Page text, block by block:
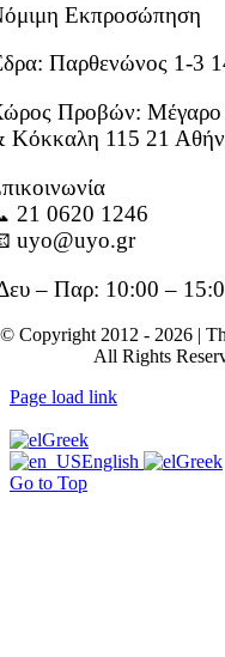
Εκπροσώπηση
Παρθενώνος 1-3
Προβών: Μέγαρο
Κόκκαλη 115 21
21 0620 1246
uyo@uyo.gr
– Παρ: 10:00 –
© Copyright 2012 - 2026 |
All Rights
Page load link
Greek
English
Greek
Go to Top